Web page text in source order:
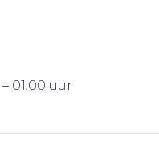
01.00 uur